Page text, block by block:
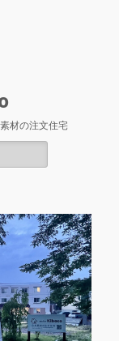
材の注文住宅